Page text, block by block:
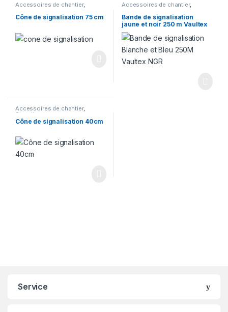
Accessoires de chantier,
Cône de signalisation 75 cm
Accessoires de chantier,
Bande de signalisation
jaune et noir 250 m Vaultex
Accessoires de chantier,
Signalisation
Cône de signalisation 40cm
Service